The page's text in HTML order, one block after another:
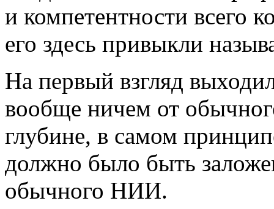
и компетентности всего
его здесь привыкли
На первый взгляд
вообще ничем от
глубине, в самом
должно было быть
обычного НИИ.